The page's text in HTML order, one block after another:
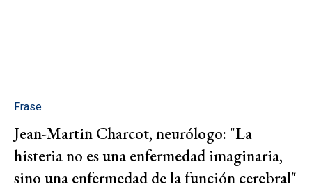
Frase
Jean-Martin Charcot, neurólogo: "La
histeria no es una enfermedad imaginaria,
sino una enfermedad de la función cerebral"